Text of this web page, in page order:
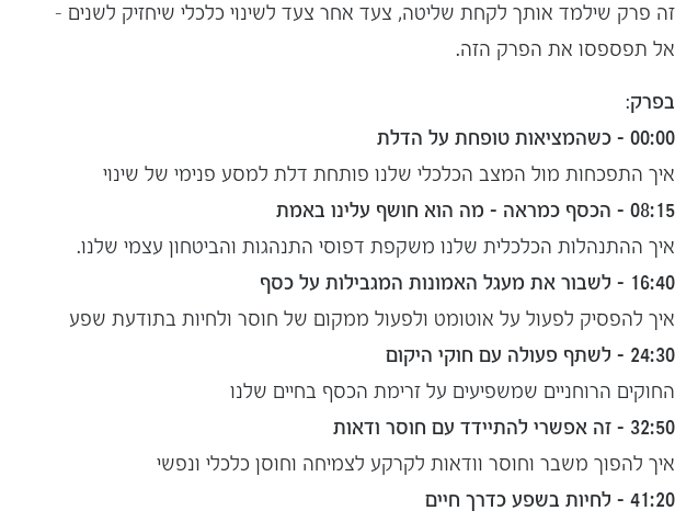
זה פרק שילמד אותך לקחת שליטה, צעד אחר צעד לשינוי כלכלי שיחזיק לשנים –
אל תפספסו את הפרק הזה.
בפרק:
00:00 – כשהמציאות טופחת על הדלת
איך התפכחות מול המצב הכלכלי שלנו פותחת דלת למסע פנימי של שינוי
08:15 – הכסף כמראה – מה הוא חושף עלינו באמת
איך ההתנהלות הכלכלית שלנו משקפת דפוסי התנהגות והביטחון עצמי שלנו.
16:40 – לשבור את מעגל האמונות המגבילות על כסף
איך להפסיק לפעול על אוטומט ולפעול ממקום של חוסר ולחיות בתודעת שפע
24:30 – לשתף פעולה עם חוקי היקום
החוקים הרוחניים שמשפיעים על זרימת הכסף בחיים שלנו
32:50 – זה אפשרי להתיידד עם חוסר ודאות
איך להפוך משבר וחוסר וודאות לקרקע לצמיחה וחוסן כלכלי ונפשי
41:20 – לחיות בשפע כדרך חיים
יצאתי מהתכנית כשאני מרגישה
מותג ומלאה גאווה ובטחון